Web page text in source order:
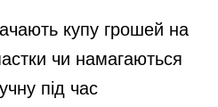
купу грошей на
чи намагаються
під час